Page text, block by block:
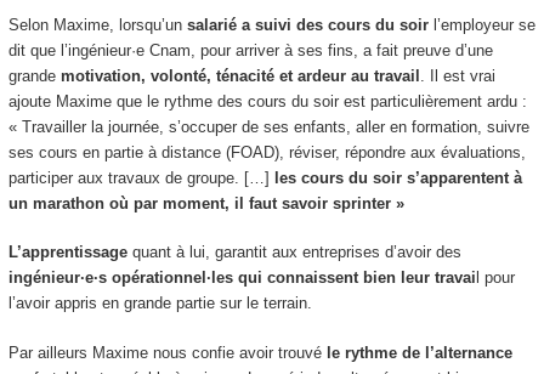
Selon Maxime, lorsqu’un salarié a suivi des cours du soir l’employeur se
dit que l’ingénieur·e Cnam, pour arriver à ses fins, a fait preuve d’une
grande motivation, volonté, ténacité et ardeur au travail
. Il est vrai
ajoute Maxime que le rythme des cours du soir est particulièrement ardu :
« Travailler la journée, s’occuper de ses enfants, aller en formation, suivre
ses cours en partie à distance (FOAD), réviser, répondre aux évaluations,
participer aux travaux de groupe. […]
les cours du soir s’apparentent à
un marathon où par moment, il faut savoir sprinter »
L’apprentissagequant à lui, garantit aux entreprises d’avoir des
ingénieur·e·s opérationnel·les qui connaissent bien leur travai l pour
l’avoir appris en grande partie sur le terrain.
Par ailleurs Maxime nous confie avoir trouvé le rythme de l’alternance